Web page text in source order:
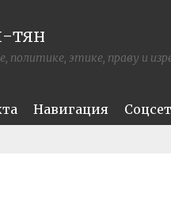
тян
политике, этике, праву и
Навигация